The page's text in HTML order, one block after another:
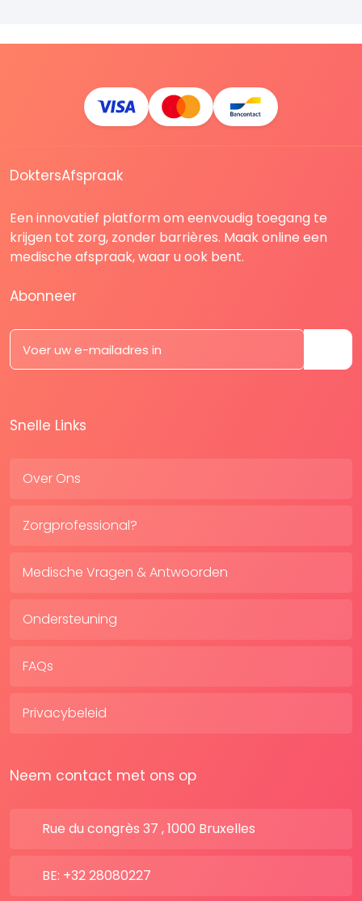
DoktersAfspraak
Een innovatief platform om eenvoudig toegang te
krijgen tot zorg, zonder barrières. Maak online een
medische afspraak, waar u ook bent.
Abonneer
Snelle Links
Over Ons
Zorgprofessional?
Medische Vragen & Antwoorden
Ondersteuning
FAQs
Privacybeleid
Neem contact met ons op
Rue du congrès 37 , 1000 Bruxelles
BE: +32 28080227